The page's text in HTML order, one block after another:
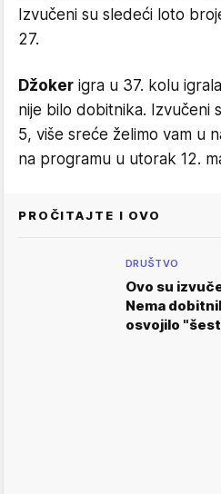
Izvučeni su sledeći loto
27.
Džoker igra u 37. kolu
nije bilo dobitnika. Izvučeni
5, više sreće želimo vam u
na programu u utorak 12.
PROČITAJTE I OVO
DRUŠTVO
Ovo su
Nema
osvojilo